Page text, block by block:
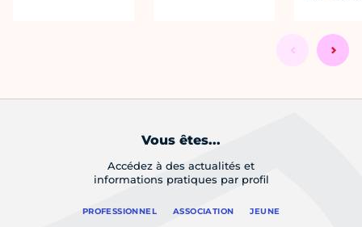
Vous êtes...
Accédez à des actualités et
informations pratiques par profil
PROFESSIONNEL ASSOCIATION JEUNE